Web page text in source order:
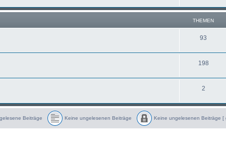
n
m
e
e
THEMEN
93
e
m
n
198T
m
e
n
2T
m
Beiträge
K
Keine ungelesenen Beiträge
K
Keine ungelesenen Beiträge [